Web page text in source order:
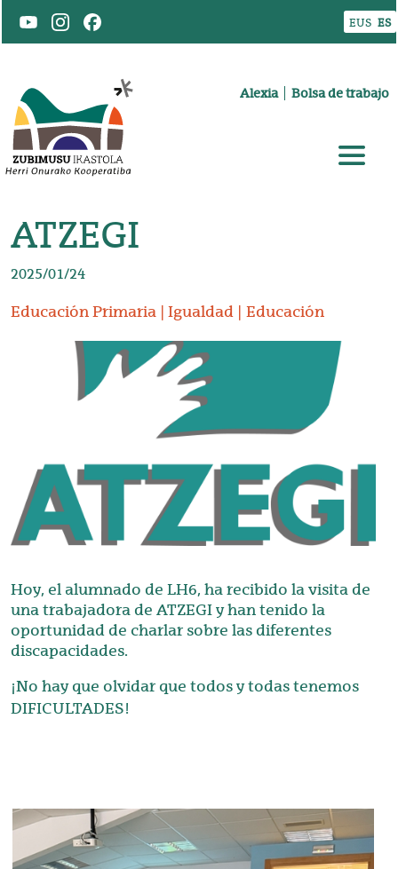
Pasar al contenido principal
EUS ES
Goiburuko menua Alexia Bolsa de trabajo
ATZEGI
2025/01/24
Educación Primaria Igualdad Educación
Hoy, el alumnado de LH6, ha recibido la visita de
una trabajadora de ATZEGI y han tenido la
oportunidad de charlar sobre las diferentes
discapacidades.
¡No hay que olvidar que todos y todas tenemos
DIFICULTADES!